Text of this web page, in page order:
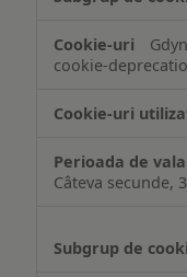
cookie-
Câteva secunde,